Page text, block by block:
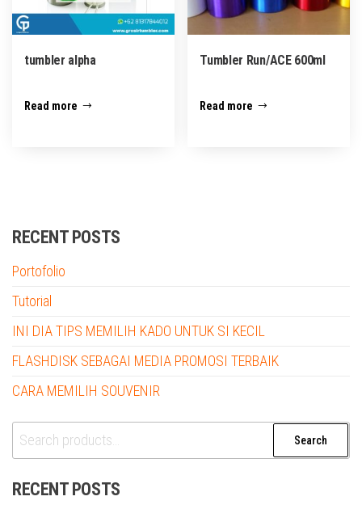
tumbler alpha
Read more
Tumbler Run/ACE 600ml
Read more
RECENT POSTS
Portofolio
Tutorial
INI DIA TIPS MEMILIH KADO UNTUK SI KECIL
FLASHDISK SEBAGAI MEDIA PROMOSI TERBAIK
CARA MEMILIH SOUVENIR
Search
for:
Search
RECENT POSTS